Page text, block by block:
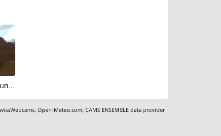
Glarus Sud: Brunnenberg
,Open-Meteo.com,CAMS ENSEMBLE data provider